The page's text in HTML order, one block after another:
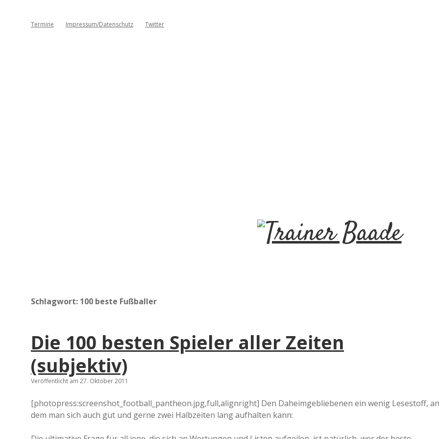
Termine Impressum/Datenschutz Twitter
T
n
r
Schlagwort: 100 beste Fußballer
Die 100 besten Spieler aller Zeiten
(subjektiv)
Veröffentlicht am 27. Oktober 2011
[photopress:screenshot_football_pantheon.jpg,full,alignright] Den Daheimgebliebenen ein wenig Lesestoff, an
dem man sich auch gut und gerne zwei Halbzeiten lang aufhalten kann: